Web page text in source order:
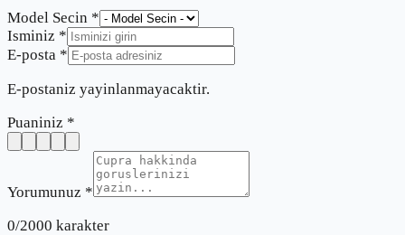
Model Secin *
Isminiz *
E-posta *
E-postaniz yayinlanmayacaktir.
Puaniniz *
Yorumunuz *
0/2000 karakter